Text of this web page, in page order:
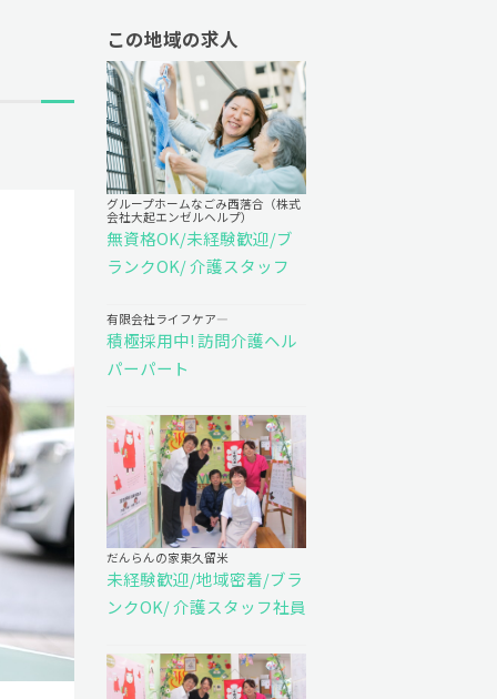
この地域の求人
グループホームなごみ西落合（株式
会社大起エンゼルヘルプ）
無資格OK/未経験歓迎/ブ
ランクOK/ 介護スタッフ
有限会社ライフケア―
積極採用中! 訪問介護ヘル
パーパート
だんらんの家東久留米
未経験歓迎/地域密着/ブラ
ンクOK/ 介護スタッフ社員